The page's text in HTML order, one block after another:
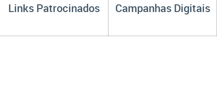
Links Patrocinados Campanhas Digitais